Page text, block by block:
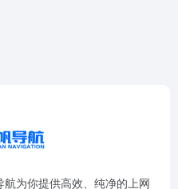
为你提供高效、纯净的上网